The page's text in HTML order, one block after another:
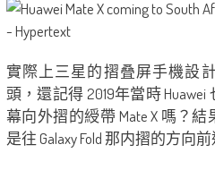
實際上三星的摺叠屏手機設
頭，還記得 2019年當時
幕向外摺的綬帶 Mate X 嗎？
是往 Galaxy Fold 那内摺的方向前